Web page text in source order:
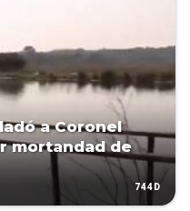
a Coronel
mortandad de
744D